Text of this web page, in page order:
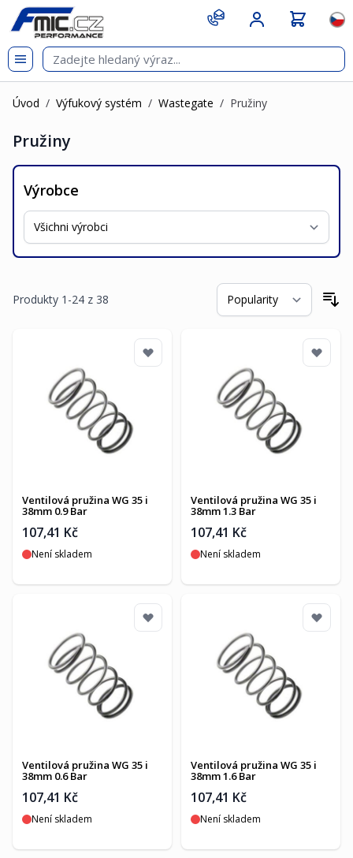
Přejít na obsah
git s
Úvod / Výfukový systém / Wastegate / Pružiny
Pružiny
Výrobce
Produkty 1 -24 z 38
Ventilová pružina WG 35 i
38mm 0.9 Bar
107,41 Kč
Není skladem
Ventilová pružina WG 35 i
38mm 1.3 Bar
107,41 Kč
Není skladem
Ventilová pružina WG 35 i
38mm 0.6 Bar
107,41 Kč
Není skladem
Ventilová pružina WG 35 i
38mm 1.6 Bar
107,41 Kč
Není skladem